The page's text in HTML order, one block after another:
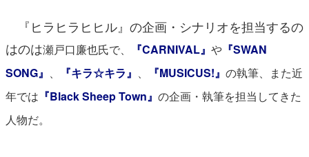
『ヒラヒラヒヒル』の企画・シナリオを担当するの
はのは瀬戸口廉也氏で、 『CARNIVAL』 や 『SWAN
SONG』 、 『キラ☆キラ』 、 『MUSICUS!』 の執筆、また近
年では 『Black Sheep Town』 の企画・執筆を担当してきた
人物だ。